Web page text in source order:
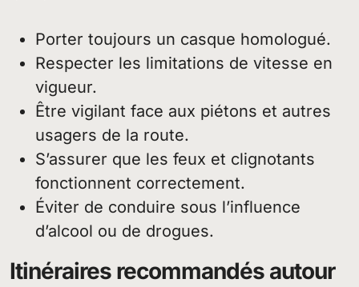
Porter toujours un casque homologué.
Respecter les limitations de vitesse en
vigueur.
Être vigilant face aux piétons et autres
usagers de la route.
S’assurer que les feux et clignotants
fonctionnent correctement.
Éviter de conduire sous l’influence
d’alcool ou de drogues.
Itinéraires recommandés autour